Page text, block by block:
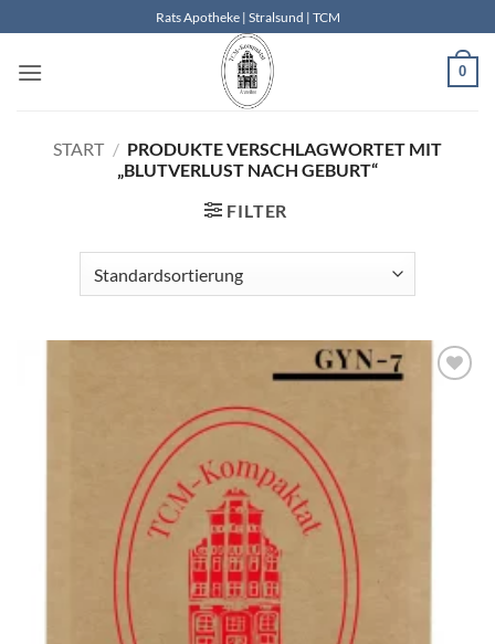
Inhalt
springen
Rats Apotheke | Stralsund | TCM
0
START / PRODUKTE VERSCHLAGWORTET MIT
„BLUTVERLUST NACH GEBURT“
FILTER